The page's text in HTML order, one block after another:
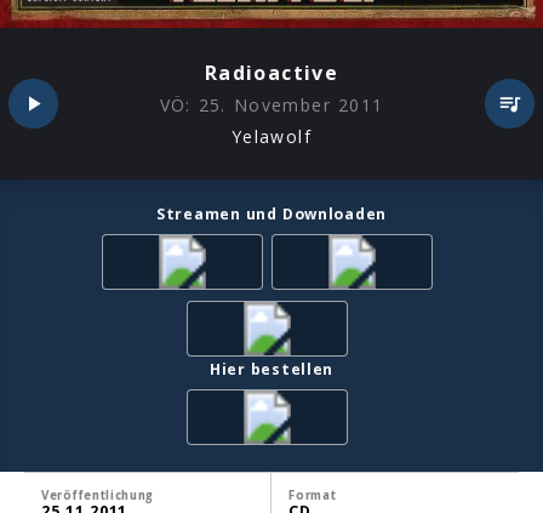
Radioactive
VÖ: 25. November 2011
Yelawolf
Streamen und Downloaden
Hier bestellen
Veröffentlichung Format